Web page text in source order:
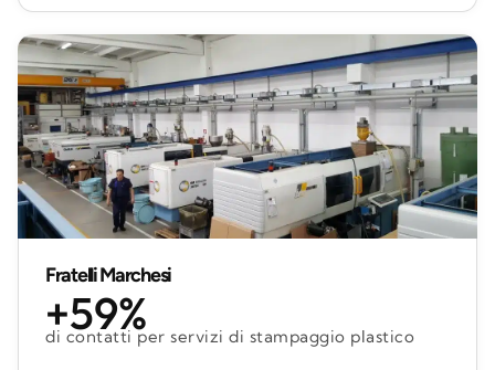
Fratelli Marchesi
+59%
di contatti per servizi di stampaggio plastico